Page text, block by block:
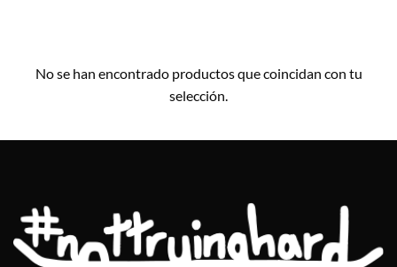
No se han encontrado productos que coincidan con tu
selección.